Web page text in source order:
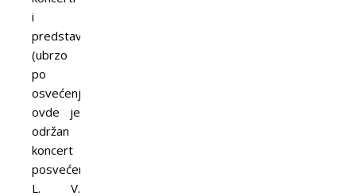
i
predstave
(ubrzo
po
osvećenju
ovde je
održan
koncert
posvećen
L. V.